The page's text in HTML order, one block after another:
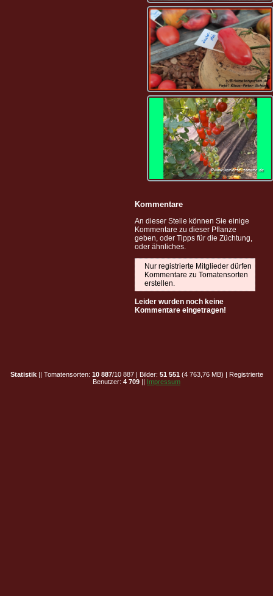
Kommentare
An dieser Stelle können Sie einige
Kommentare zu dieser Pflanze
geben, oder Tipps für die Züchtung,
oder ähnliches.
Nur registrierte Mitglieder dürfen
Kommentare zu Tomatensorten
erstellen.
Leider wurden noch keine
Kommentare eingetragen!
Statistik|| Tomatensorten: 10 887/10 887 | Bilder: 51 551 (4 763,76 MB) | Registrierte
Benutzer: 4 709 || Impressum